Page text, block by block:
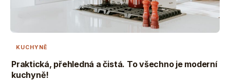
KUCHYNĚ
Praktická, přehledná a čistá. To všechno je moderní
kuchyně!